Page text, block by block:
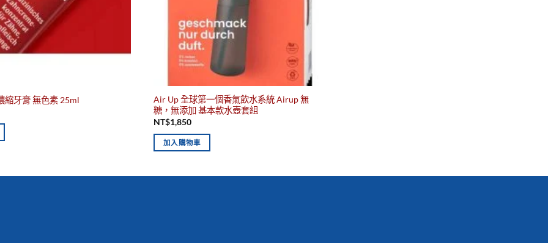
縮牙膏 無色素 25ml
Air Up 全球第一個香氣飲水系統 Airup 無
糖，無添加 基本款水壺套組
NT$1,850
加入購物車